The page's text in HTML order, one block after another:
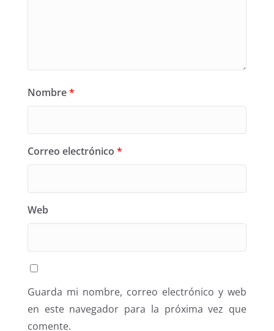
Nombre*
Correo electrónico *
Web
Guarda mi nombre, correo electrónico y web
en este navegador para la próxima vez que
comente.